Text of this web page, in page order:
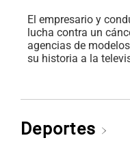
El empresario y
lucha contra un
agencias de
su historia a la
Deportes